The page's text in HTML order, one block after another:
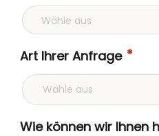
Art Ihrer Anfrage
Wie können wir Ihnen